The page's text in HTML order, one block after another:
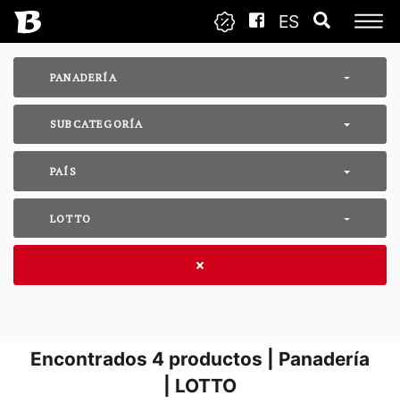
ES
PANADERÍA
SUBCATEGORÍA
PAÍS
LOTTO
Encontrados 4 productos | Panadería
| LOTTO